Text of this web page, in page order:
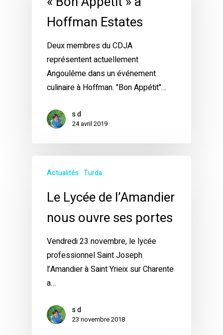
Hoffman Estates
Deux membres du CDJA
représentent actuellement
Angoulême dans un événement
culinaire à Hoffman. "Bon Appétit"…
s d
24 avril 2019
Actualités Turda
Le Lycée de l’Amandier
nous ouvre ses portes
Vendredi 23 novembre, le lycée
professionnel Saint Joseph
l’Amandier à Saint Yrieix sur Charente
a…
s d
23 novembre 2018